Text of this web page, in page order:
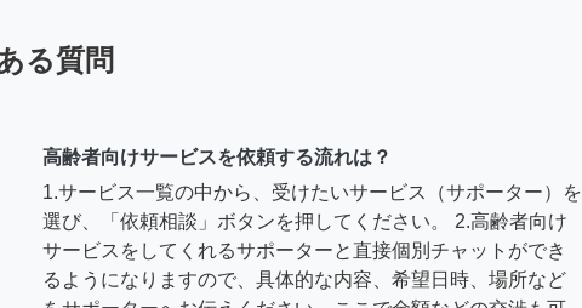
る質問
高齢者向けサービスを依頼する流れは？
1.サービス一覧の中から、受けたいサービス（サポーター）を
選び、「依頼相談」ボタンを押してください。 2.高齢者向け
サービスをしてくれるサポーターと直接個別チャットができ
るようになりますので、具体的な内容、希望日時、場所など